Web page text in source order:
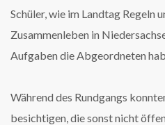
Schüler, wie im Landtag Regeln
Zusammenleben in
Aufgaben die Abgeordneten
Während des Rundgangs
besichtigen, die sonst nicht